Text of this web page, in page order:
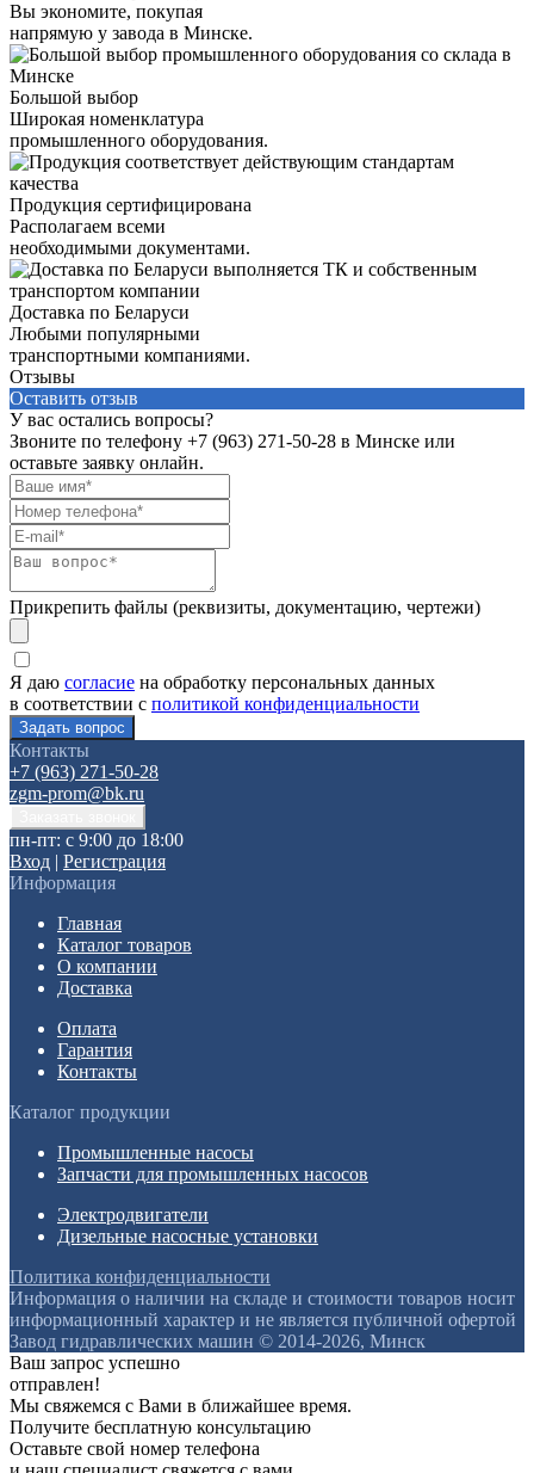
Вы экономите, покупая
напрямую у завода в Минске.
Большой выбор
Широкая номенклатура
промышленного оборудования.
Продукция сертифицирована
Располагаем всеми
необходимыми документами.
Доставка по Беларуси
Любыми популярными
транспортными компаниями.
Отзывы
Оставить отзыв
У вас остались вопросы?
Звоните по телефону +7 (963) 271-50-28 в Минске или
оставьте заявку онлайн.
Прикрепить файлы (реквизиты, документацию, чертежи)
Я даю согласие на обработку персональных данных
в соответствии с политикой конфиденциальности
Контакты
+7 (963) 271-50-28
zgm-prom@bk.ru
пн-пт: с 9:00 до 18:00
Вход | Регистрация
Информация
Главная
Каталог товаров
О компании
Доставка
Оплата
Гарантия
Контакты
Каталог продукции
Промышленные насосы
Запчасти для промышленных насосов
Электродвигатели
Дизельные насосные установки
Политика конфиденциальности
Информация о наличии на складе и стоимости товаров носит
информационный характер и не является публичной офертой
Завод гидравлических машин © 2014-2026, Минск
Ваш запрос успешно
отправлен!
Мы свяжемся с Вами в ближайшее время.
Получите бесплатную консультацию
Оставьте свой номер телефона